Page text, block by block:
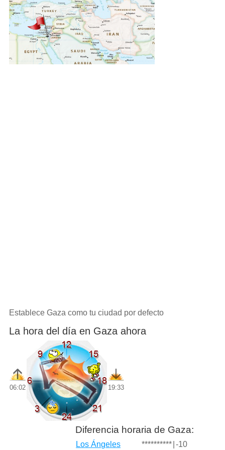
Establece Gaza como tu ciudad por defecto
La hora del día en Gaza ahora
06:02 19:33
Diferencia horaria de Gaza:
Los Ángeles ********** -10